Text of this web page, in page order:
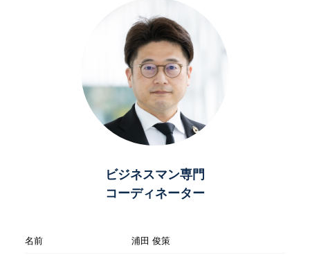
ビジネスマン専門
コーディネーター
名前
浦田 俊策